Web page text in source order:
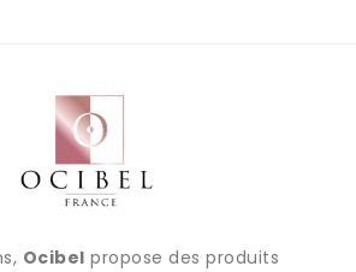
Ocibel propose des produits